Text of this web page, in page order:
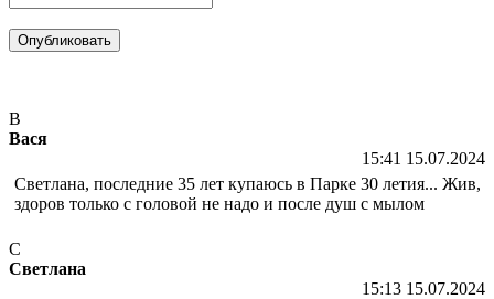
В
Вася
15:41 15.07.2024
Светлана, последние 35 лет купаюсь в Парке 30 летия... Жив,
здоров только с головой не надо и после душ с мылом
С
Светлана
15:13 15.07.2024